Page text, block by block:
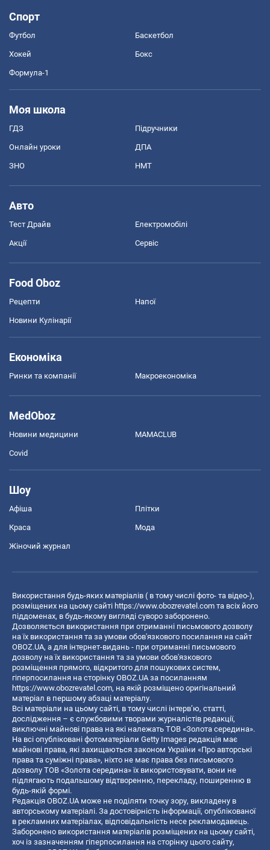
Спорт
Футбол Баскетбол
Хокей Бокс
Формула-1
Моя школа
ГДЗ Підручники
Онлайн уроки ДПА
ЗНО НМТ
Авто
Тест Драйв Електромобілі
Акції Сервіс
Food Oboz
Рецепти Напої
Новини Кулінарії
Економіка
Ринки та компанії Макроекономіка
MedOboz
Новини медицини MAMACLUB
Covid
Шоу
Афіша Плітки
Краса Мода
Жіночий журнал
Використання будь-яких матеріалів ( в тому числі фото- та відео-),
розміщених на цьому сайті https://www.obozrevatel.com та всіх його
піддоменах, в будь-якому вигляді суворо заборонено.
Дозволяється використання при отриманні письмового дозволу
на їх використання та за умови обов'язкового посилання на сайт
OBOZ.UA, а для інтернет-видань - при отриманні письмового
дозволу на їх використання та за умови обов'язкового
розміщення прямого, відкритого для пошукових систем,
гіперпосилання на сторінку OBOZ.UA за посиланням
https://www.obozrevatel.com, на якій розміщено оригінальний
матеріал в першому абзаці матеріалу.
Всі матеріали на цьому сайті, в тому числі інтерв’ю, статті,
дослідження – є службовими творами журналістів редакції,
виключні майнові права на які належать ТОВ «Золота середина».
На всі опубліковані фотоматеріали Getty Images редакція має
майнові права, які захищаються законом України «Про авторські
права та суміжні права», ніхто не має права без письмового
дозволу ТОВ «Золота середина» їх використовувати, вони не
підлягають подальшому відтворенню, перекладу, поширенню в
будь-якій формі.
Редакція OBOZ.UA може не поділяти точку зору, викладену в
авторському матеріалі. За достовірність інформації, опублікованої
в рекламних матеріалах, відповідальність несе рекламодавець.
Заборонено використання матеріалів розміщених на цьому сайті,
хоч із зазначенням гіперпосилання на сторінку цього сайту,